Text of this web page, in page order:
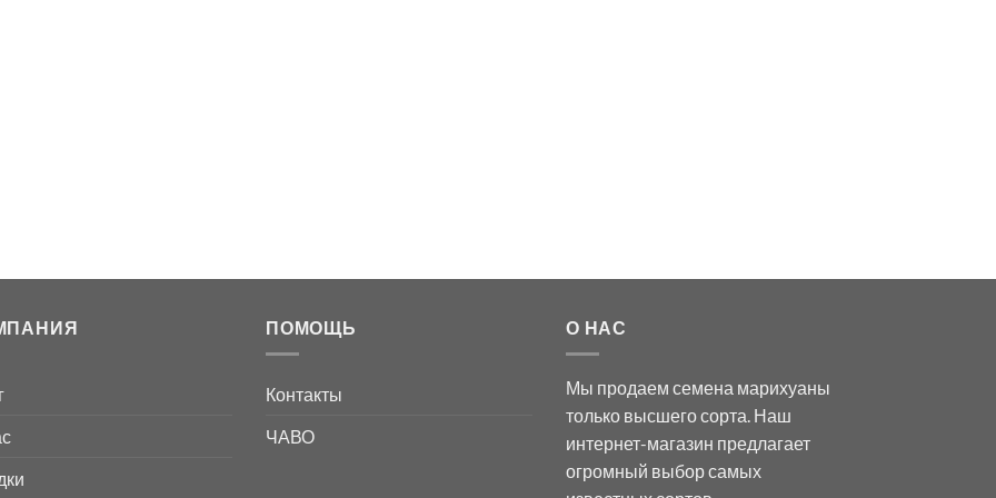
ПОМОЩЬ
Контакты
ЧАВО
О НАС
Мы продаем семена марихуаны
только высшего сорта. Наш
интернет-магазин предлагает
огромный выбор самых